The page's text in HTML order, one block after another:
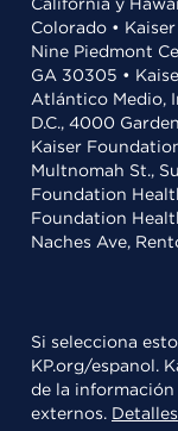
Colorado •
Nine Piedmont
GA 30305 •
Atlántico Medio,
D.C., 4000
Kaiser
Multnomah St.,
Foundation
Foundation
Naches Ave,
Si selecciona
KP.org/espanol.
de la
externos. Detalles